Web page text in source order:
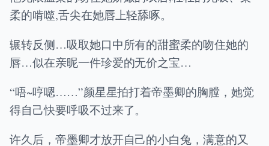
柔的啃噬,舌尖在她唇上轻舔啄。
辗转反侧…吸取她口中所有的甜蜜柔的吻住她的
唇…似在亲昵一件珍爱的无价之宝…
“唔~哼嗯……”颜星星拍打着帝墨卿的胸膛，她觉
得自己快要呼吸不过来了。
许久后，帝墨卿才放开自己的小白兔，满意的又